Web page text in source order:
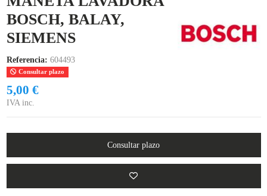
BOSCH, BALAY,
SIEMENS
Referencia: 604493
Consultar plazo
5,00 €
IVA inc.
Consultar plazo